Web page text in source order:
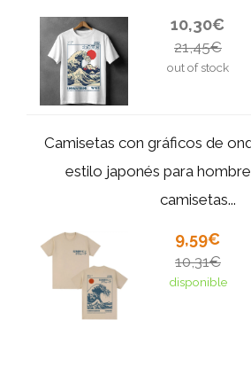
10,30€
21,45€
out of stock
Camisetas con gráficos de
estilo japonés para
camisetas...
9,59€
10,31€
disponible